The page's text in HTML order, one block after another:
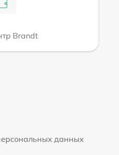
Brandt
данных